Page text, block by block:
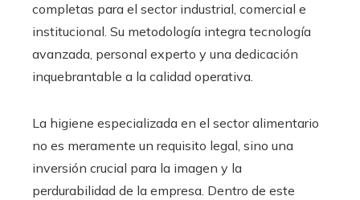
completas para el sector industrial, comercial e
institucional. Su metodología integra tecnología
avanzada, personal experto y una dedicación
inquebrantable a la calidad operativa.
La higiene especializada en el sector alimentario
no es meramente un requisito legal, sino una
inversión crucial para la imagen y la
perdurabilidad de la empresa. Dentro de este